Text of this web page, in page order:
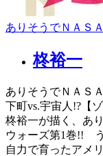
ありそうでＮＡＳ
柊裕一
ありそうでＮＡＳ
下町vs.宇宙人!?【
柊裕一が描く、あ
ウォーズ第1巻!!
自力で育ったアメ